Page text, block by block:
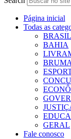
Página inicial
Todas as
BRASIL
BAHIA
GERAL
Fale conosco